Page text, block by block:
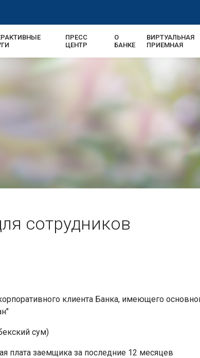
ПРЕСС
ЦЕНТР
О
БАНКЕ
ВИРТУАЛЬНАЯ
ПРИЕМНАЯ
сотрудников
клиента Банка, имеющего
сум)
плата заемщика за последние 12 месяцев